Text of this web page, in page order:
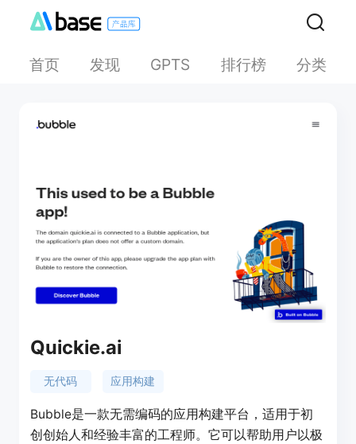
首页 发现 GPTS 排行榜 分类
Quickie.ai
无代码 应用构建
Bubble是一款无需编码的应用构建平台，适用于初
创创始人和经验丰富的工程师。它可以帮助用户以极